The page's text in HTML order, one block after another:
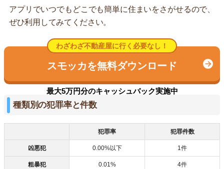
アプリでいつでもどこでも簡単に住まいをさがせるので、
ぜひ利用してみてください。
わざわざ不動産屋に行く必要なし！
スモッカを無料ダウンロード
最大5万円分のキャッシュバック実施中
種類別の犯罪率と件数
犯罪率 犯罪件数
凶悪犯 0.00%以下 1件
粗暴犯 0.01% 4件